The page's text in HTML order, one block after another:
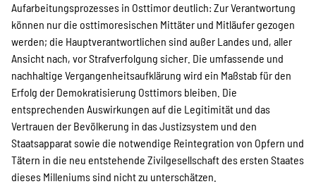
Aufarbeitungsprozesses in Osttimor deutlich: Zur Verantwortung
können nur die osttimoresischen Mittäter und Mitläufer gezogen
werden; die Hauptverantwortlichen sind außer Landes und, aller
Ansicht nach, vor Strafverfolgung sicher. Die umfassende und
nachhaltige Vergangenheitsaufklärung wird ein Maßstab für den
Erfolg der Demokratisierung Osttimors bleiben. Die
entsprechenden Auswirkungen auf die Legitimität und das
Vertrauen der Bevölkerung in das Justizsystem und den
Staatsapparat sowie die notwendige Reintegration von Opfern und
Tätern in die neu entstehende Zivilgesellschaft des ersten Staates
dieses Milleniums sind nicht zu unterschätzen.